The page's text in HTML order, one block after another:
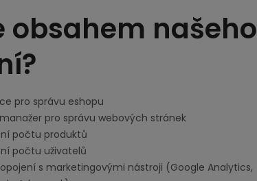
obsahem našeho
pro správu eshopu
pro správu webových stránek
počtu produktů
počtu uživatelů
s marketingovými nástroji (Google Analytics,